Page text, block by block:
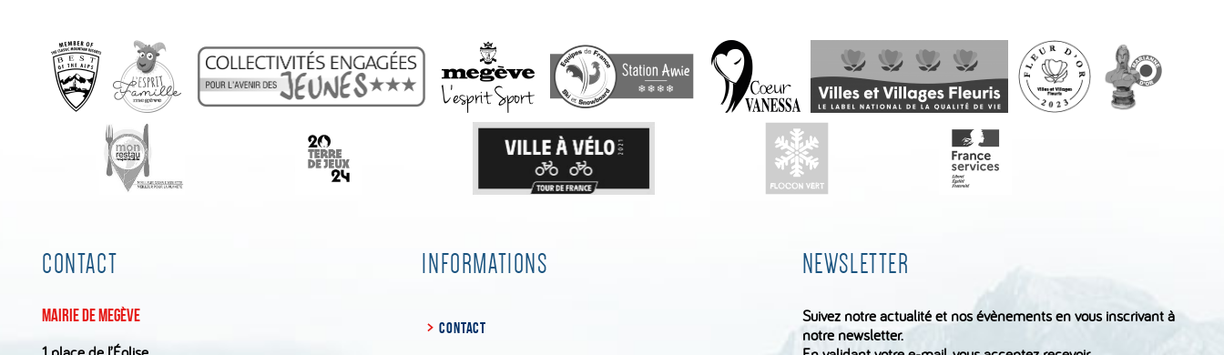
CONTACT
Mairie de Megève
INFORMATIONS
CONTACT
NEWSLETTER
Suivez notre actualité et nos évènements en vous inscrivant à
notre newsletter.